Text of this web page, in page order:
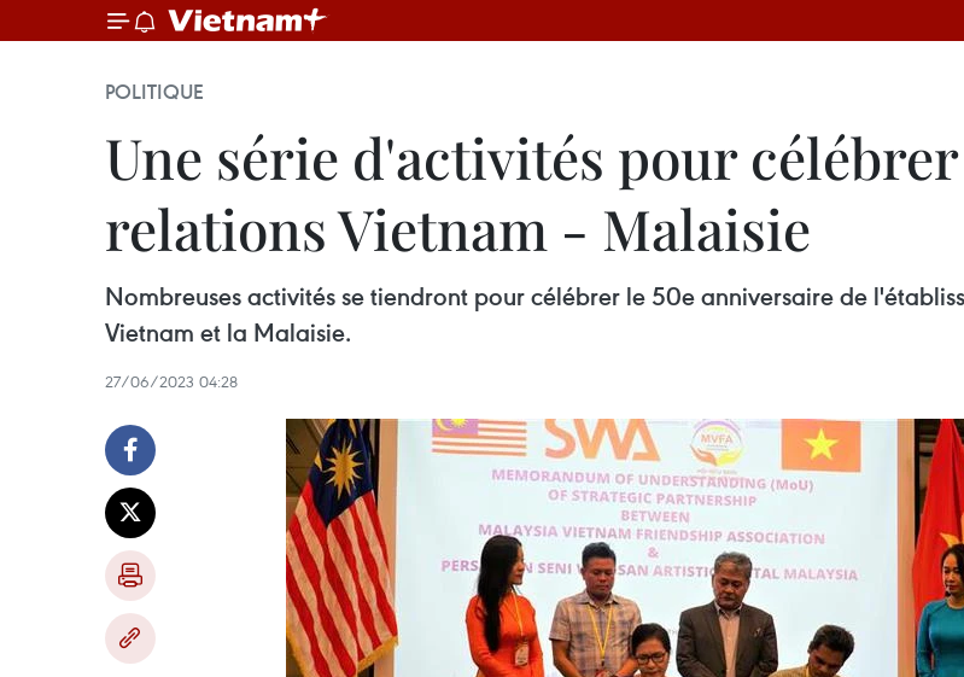
POLITIQUE
Une série d'activités pour célébrer
relations Vietnam - Malaisie
Nombreuses activités se tiendront pour célébrer le 50e anniversaire de
Vietnam et la Malaisie.
27/06/2023 04:28